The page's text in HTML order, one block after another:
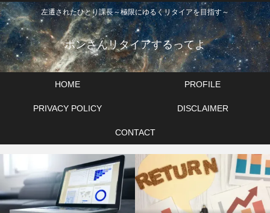
左遷されたひとり課長～極限にゆるくリタイアを目指す～
ポンさんリタイアするってよ
HOME PROFILE
PRIVACY POLICY DISCLAIMER
CONTACT